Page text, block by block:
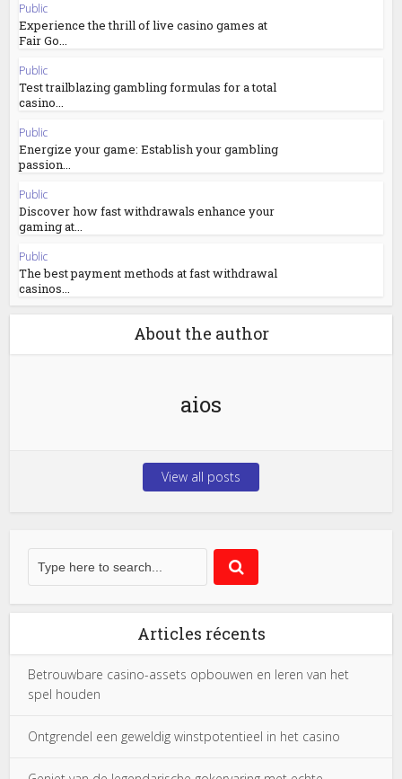
Public
Experience the thrill of live casino games at
Fair Go...
Public
Test trailblazing gambling formulas for a total
casino...
Public
Energize your game: Establish your gambling
passion...
Public
Discover how fast withdrawals enhance your
gaming at...
Public
The best payment methods at fast withdrawal
casinos...
About the author
aios
View all posts
Articles récents
Betrouwbare casino-assets opbouwen en leren van het
spel houden
Ontgrendel een geweldig winstpotentieel in het casino